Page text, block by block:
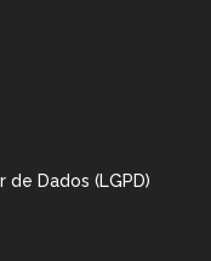
Dados (LGPD)